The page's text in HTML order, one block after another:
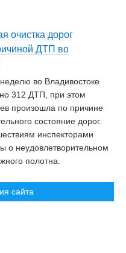
очистка дорог
ДТП во
во Владивостоке
312 ДТП, при этом
произошла по причине
состояние дорог.
инспекторами
о неудовлетворительном
полотна.
сайта